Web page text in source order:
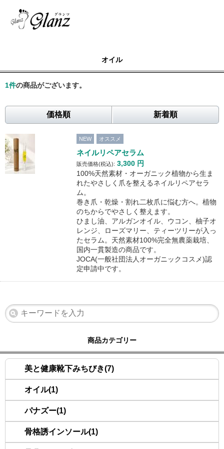
オイル
1件の商品がございます。
価格順 新着順
NEW オススメ
ネイルリペアセラム
販売価格(税込): 3,300 円
100%天然素材・オーガニック植物から生ま
れたやさしく爪を整えるネイルリペアセラ
ム。
巻き爪・乾燥・割れ二枚爪に悩む方へ。植物
のちからでやさしく整えます。
ひまし油、アルガンオイル、ウコン、柚子オ
レンジ、ローズマリー、ティーツリーが入っ
たセラム。天然素材100%完全無農薬栽培、
国内一貫製造の商品です。
JOCA(一般社団法人オーガニックコスメ)認
定申請中です。
商品カテゴリー
美と健康靴下みちびき(7)
オイル(1)
パナズー(1)
骨格誘インソール(1)